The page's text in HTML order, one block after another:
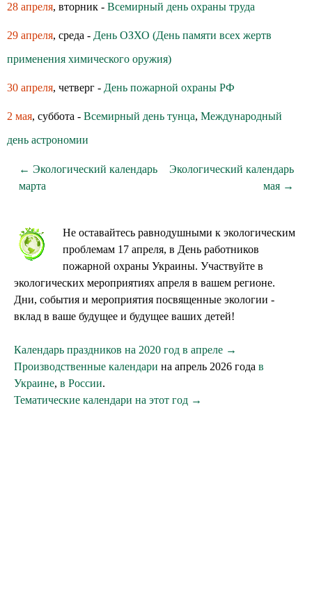
28 апреля, вторник - Всемирный день охраны труда
29 апреля, среда - День ОЗХО (День памяти всех жертв
применения химического оружия)
30 апреля, четверг - День пожарной охраны РФ
2 мая, суббота - Всемирный день тунца, Международный
день астрономии
← Экологический календарь
марта
Экологический календарь
мая →
Не оставайтесь равнодушными к экологическим
проблемам 17 апреля, в День работников
пожарной охраны Украины. Участвуйте в
экологических мероприятиях апреля в вашем регионе.
Дни, события и мероприятия посвященные экологии -
вклад в ваше будущее и будущее ваших детей!
Календарь праздников на 2020 год в апреле →
Производственные календари на апрель 2026 года в
Украине, в России.
Тематические календари на этот год →